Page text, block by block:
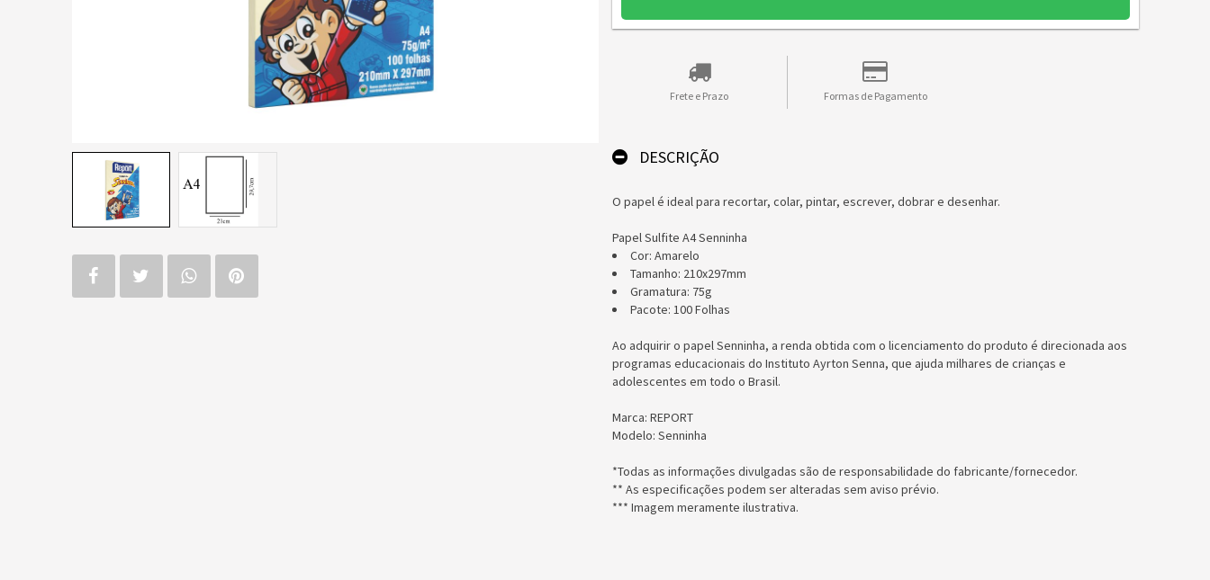
Frete e Prazo Formas de Pagamento
DESCRIÇÃO
O papel é ideal para recortar, colar, pintar, escrever, dobrar e desenhar.
Papel Sulfite A4 Senninha
Cor: Amarelo
Tamanho: 210x297mm
Gramatura: 75g
Pacote: 100 Folhas
Ao adquirir o papel Senninha, a renda obtida com o licenciamento do produto é direcionada aos
programas educacionais do Instituto Ayrton Senna, que ajuda milhares de crianças e
adolescentes em todo o Brasil.
Marca: REPORT
Modelo: Senninha
*Todas as informações divulgadas são de responsabilidade do fabricante/fornecedor.
** As especificações podem ser alteradas sem aviso prévio.
*** Imagem meramente ilustrativa.